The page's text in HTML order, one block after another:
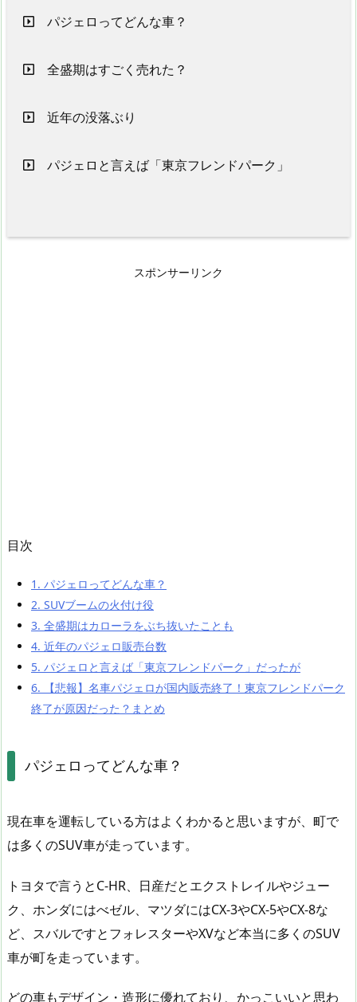
パジェロってどんな車？
全盛期はすごく売れた？
近年の没落ぶり
パジェロと言えば「東京フレンドパーク」
スポンサーリンク
目次
1. パジェロってどんな車？
2. SUVブームの火付け役
3. 全盛期はカローラをぶち抜いたことも
4. 近年のパジェロ販売台数
5. パジェロと言えば「東京フレンドパーク」だったが
6. 【悲報】名車パジェロが国内販売終了！東京フレンドパーク
終了が原因だった？まとめ
パジェロってどんな車？
現在車を運転している方はよくわかると思いますが、町で
は多くのSUV車が走っています。
トヨタで言うとC-HR、日産だとエクストレイルやジュー
ク、ホンダにはべゼル、マツダにはCX-3やCX-5やCX-8な
ど、スバルですとフォレスターやXVなど本当に多くのSUV
車が町を走っています。
どの車もデザイン・造形に優れており、かっこいいと思わ